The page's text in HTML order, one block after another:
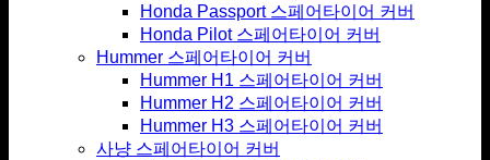
Honda Passport 스페어타이어 커버
Honda Pilot 스페어타이어 커버
Hummer 스페어타이어 커버
Hummer H1 스페어타이어 커버
Hummer H2 스페어타이어 커버
Hummer H3 스페어타이어 커버
사냥 스페어타이어 커버